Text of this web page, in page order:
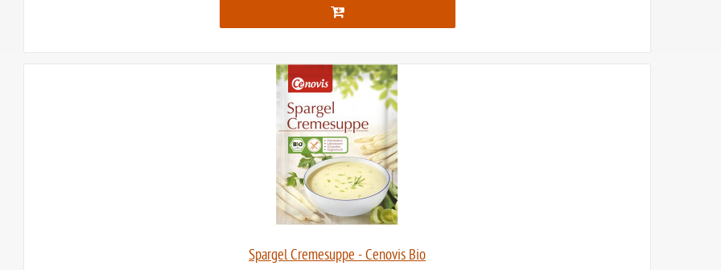
Spargel Cremesuppe - Cenovis Bio